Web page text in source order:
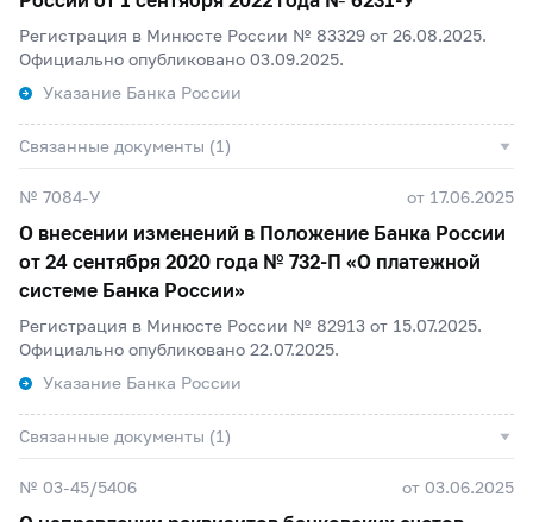
Регистрация в Минюсте России № 83329 от 26.08.2025.
Официально опубликовано 03.09.2025.
Указание Банка России
Связанные документы (1)
№ 7084-У от 17.06.2025
О внесении изменений в Положение Банка России
от 24 сентября 2020 года № 732-П «О платежной
системе Банка России»
Регистрация в Минюсте России № 82913 от 15.07.2025.
Официально опубликовано 22.07.2025.
Указание Банка России
Связанные документы (1)
№ 03-45/5406 от 03.06.2025